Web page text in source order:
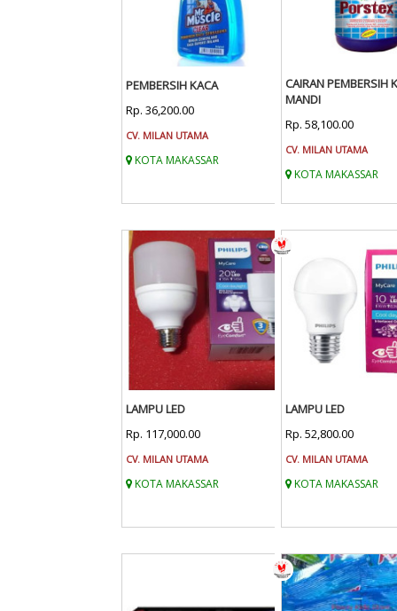
PEMBERSIH KACA
Rp. 36,200.00
CV. MILAN UTAMA
KOTA MAKASSAR
CAIRAN PEMBERSIH
MANDI
Rp. 58,100.00
CV. MILAN UTAMA
KOTA MAKASSAR
LAMPU LED
Rp. 117,000.00
CV. MILAN UTAMA
KOTA MAKASSAR
LAMPU LED
Rp. 52,800.00
CV. MILAN UTAMA
KOTA MAKASSAR